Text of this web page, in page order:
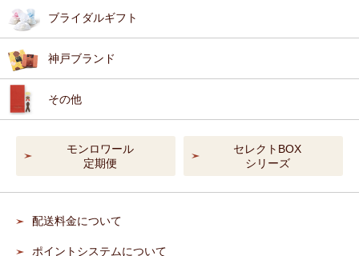
ブライダルギフト
神戸ブランド
その他
モンロワール
定期便
セレクトBOX
シリーズ
配送料金について
ポイントシステムについて